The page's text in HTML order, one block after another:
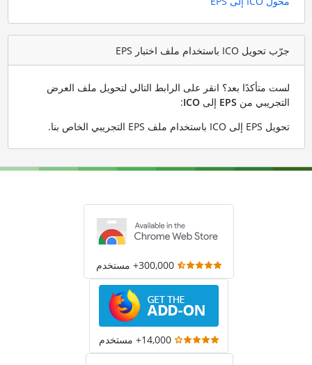
جرّب تحويل ICO باستخدام ملف اختبار EPS
لست متأكدًا بعد؟ انقر على الرابط التالي لتحويل ملف العرض
التجريبي من EPSإلى ICO
:
تحويل EPS إلى ICO باستخدام ملف EPS التجريبي الخاص بنا
.
300,000+ مستخدم
14,000+ مستخدم